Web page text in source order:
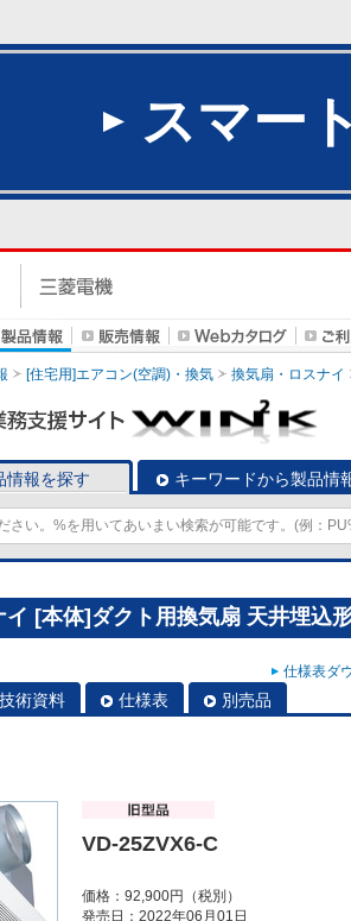
スマー
[住宅用]エアコン(空調)・換気 換気扇・ロスナイ
情報を探す キーワードから製品情
イ [本体]ダクト用換気扇 天井埋込
仕様表ダ
技術資料 仕様表 別売品
VD-25ZVX6-C
価格：92,900円（税別）
発売日：2022年06月01日